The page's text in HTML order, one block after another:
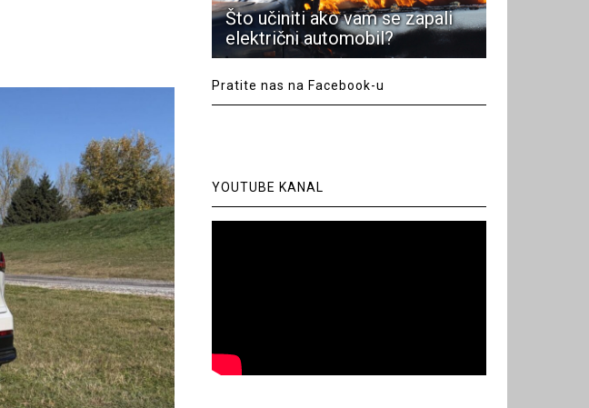
Što učiniti ako vam se zapali
električni automobil?
Pratite nas na Facebook-u
YOUTUBE KANAL